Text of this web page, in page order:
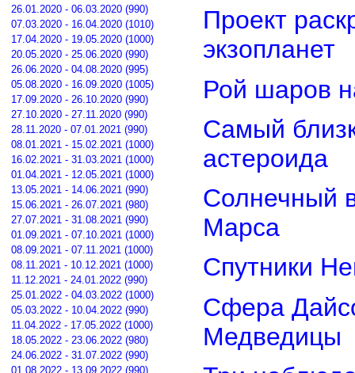
26.01.2020 - 06.03.2020 (990)
07.03.2020 - 16.04.2020 (1010)
17.04.2020 - 19.05.2020 (1000)
20.05.2020 - 25.06.2020 (990)
26.06.2020 - 04.08.2020 (995)
05.08.2020 - 16.09.2020 (1005)
17.09.2020 - 26.10.2020 (990)
27.10.2020 - 27.11.2020 (990)
28.11.2020 - 07.01.2021 (990)
08.01.2021 - 15.02.2021 (1000)
16.02.2021 - 31.03.2021 (1000)
01.04.2021 - 12.05.2021 (1000)
13.05.2021 - 14.06.2021 (990)
15.06.2021 - 26.07.2021 (980)
27.07.2021 - 31.08.2021 (990)
01.09.2021 - 07.10.2021 (1000)
08.09.2021 - 07.11.2021 (1000)
08.11.2021 - 10.12.2021 (1000)
11.12.2021 - 24.01.2022 (990)
25.01.2022 - 04.03.2022 (1000)
05.03.2022 - 10.04.2022 (990)
11.04.2022 - 17.05.2022 (1000)
18.05.2022 - 23.06.2022 (980)
24.06.2022 - 31.07.2022 (990)
01.08.2022 - 13.09.2022 (990)
Проект
экзопланет
Рой шаров
Самый
астероида
Солнечный
Марса
Спутники
Сфера
Медведицы